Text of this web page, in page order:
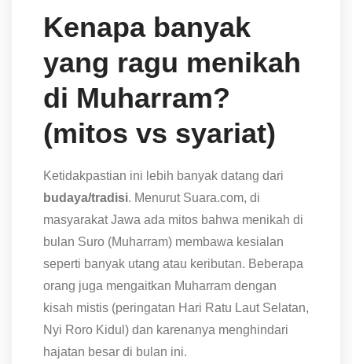
Kenapa banyak
yang ragu menikah
di Muharram?
(mitos vs syariat)
Ketidakpastian ini lebih banyak datang dari
budaya/tradisi. Menurut Suara.com, di
masyarakat Jawa ada mitos bahwa menikah di
bulan Suro (Muharram) membawa kesialan
seperti banyak utang atau keributan. Beberapa
orang juga mengaitkan Muharram dengan
kisah mistis (peringatan Hari Ratu Laut Selatan,
Nyi Roro Kidul) dan karenanya menghindari
hajatan besar di bulan ini.